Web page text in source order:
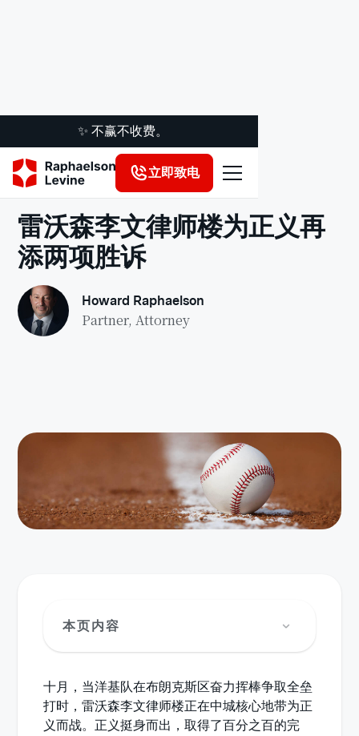
✨ 不赢不收费。
立即致电
法律洞察
雷沃森李文律师楼为正义再
添两项胜诉
Howard Raphaelson
Partner, Attorney
十月，当洋基队在布朗克斯区奋力挥棒争取全垒
打时，雷沃森李文律师楼正在中城核心地带为正
义而战。正义挺身而出，取得了百分之百的完
本页内容